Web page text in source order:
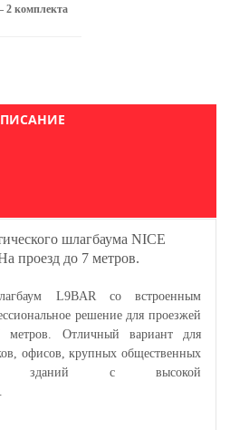
2 комплекта
шлагбаума NICE
проезд до 7 метров.
L9BAR со встроенным
решение для проезжей
Отличный вариант для
офисов, крупных общественных
зданий с высокой